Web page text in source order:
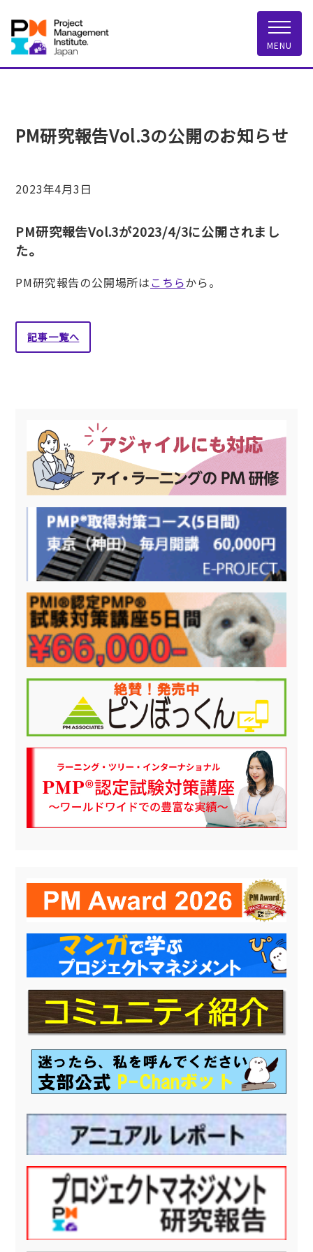
一般社団法人 PMI
MENU
PM研究報告Vol.3の公開のお知らせ
2023年4月3日
PM研究報告Vol.3が2023/4/3に公開されまし
た。
PM研究報告の公開場所はこちらから。
記事一覧へ